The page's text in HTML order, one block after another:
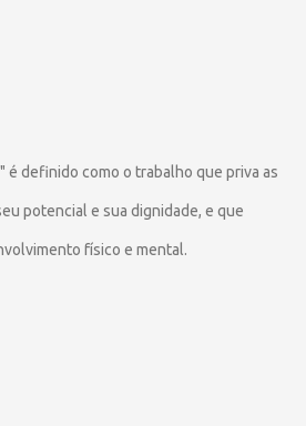
definido como o trabalho que priva as
potencial e sua dignidade, e que
físico e mental.